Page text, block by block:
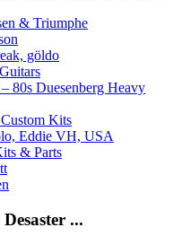
& Triumphe
göldo
80s Duesenberg Heavy
Kits
Eddie VH, USA
& Parts
...